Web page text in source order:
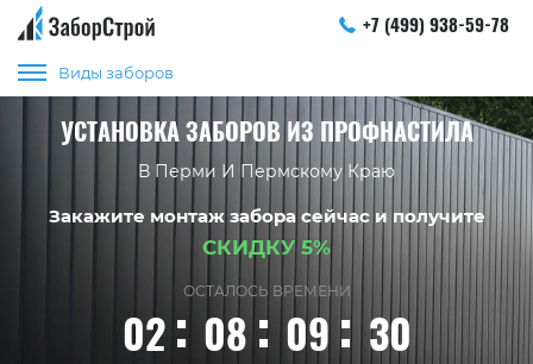
+7 (499) 938-59-78
Виды заборов
УСТАНОВКА ЗАБОРОВ ИЗ ПРОФНАСТИЛА
В Перми И Пермскому Краю
Закажите монтаж забора сейчас и получите
СКИДКУ 5%
ОСТАЛОСЬ ВРЕМЕНИ
02 08 09 29